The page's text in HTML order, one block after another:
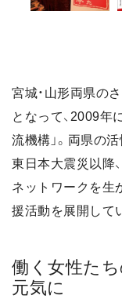
宮城・山形両県の
となって、2009年
流機構」。両県の
東日本大震災以降
ネットワークを生
援活動を展開して
働く女性た
元気に